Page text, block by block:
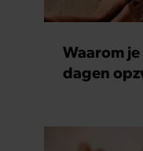
Waarom
dagen